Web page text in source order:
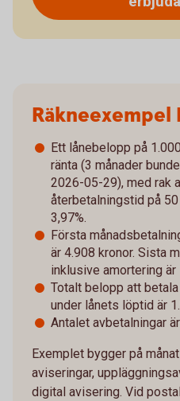
Räkneexempel
Ett lånebelopp på
ränta (3 månader
2026-05-29), med rak
återbetalningstid på
3,97%.
Första
är 4.908 kronor. Sista
inklusive amortering är
Totalt belopp att
under lånets löptid är
Antalet avbetalningar
Exemplet bygger på
aviseringar,
digital avisering. Vid